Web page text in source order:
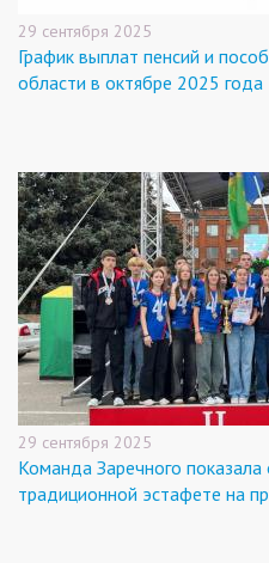
29 сентября 2025
График выплат пенсий и
области в октябре 2025 года
29 сентября 2025
Команда Заречного показала
традиционной эстафете на